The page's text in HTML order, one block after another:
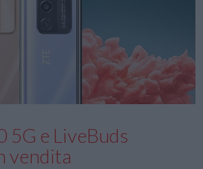
5G e LiveBuds
vendita